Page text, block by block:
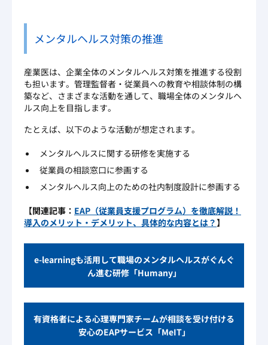
メンタルヘルス対策の推進
産業医は、企業全体のメンタルヘルス対策を推進する役割
も担います。管理監督者・従業員への教育や相談体制の構
築など、さまざまな活動を通して、職場全体のメンタルヘ
ルス向上を目指します。
たとえば、以下のような活動が想定されます。
メンタルヘルスに関する研修を実施する
従業員の相談窓口に参画する
メンタルヘルス向上のための社内制度設計に参画する
【関連記事： EAP（従業員支援プログラム）を徹底解説！
導入のメリット・デメリット、具体的な内容とは？】
e-learningも活用して職場のメンタルヘルスがぐんぐ
ん進む研修「Humany」
有資格者による心理専門家チームが相談を受け付ける
安心のEAPサービス「MeIT」